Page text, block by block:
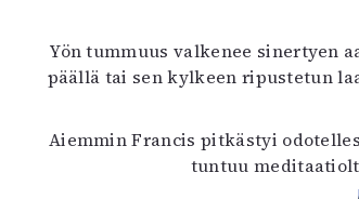
Yön tummuus valkenee sinertyen
päällä tai sen kylkeen ripustetun
Aiemmin Francis pitkästyi
tuntuu